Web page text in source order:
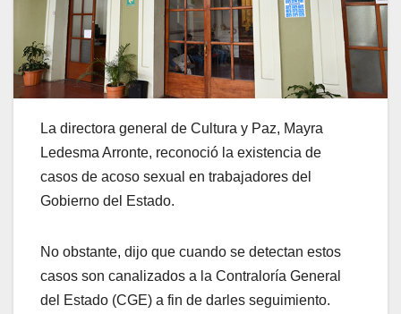
La directora general de Cultura y Paz, Mayra
Ledesma Arronte, reconoció la existencia de
casos de acoso sexual en trabajadores del
Gobierno del Estado.
No obstante, dijo que cuando se detectan estos
casos son canalizados a la Contraloría General
del Estado (CGE) a fin de darles seguimiento.